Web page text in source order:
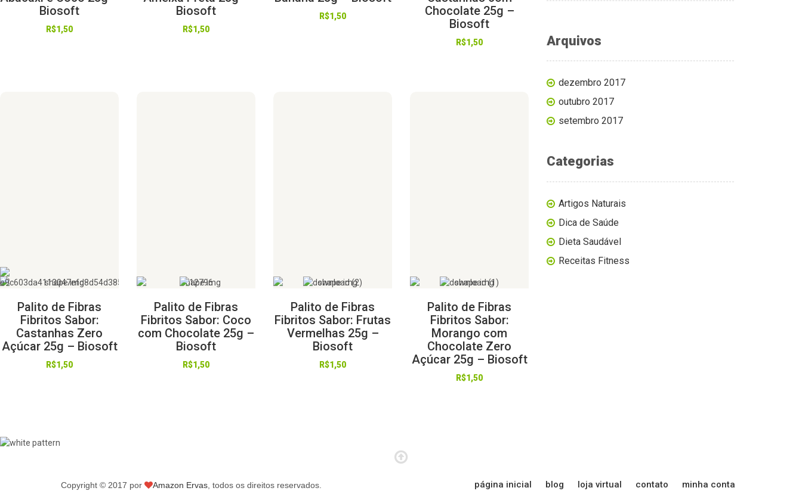
Biosoft
R$1,50
Biosoft
R$1,50
R$1,50
Chocolate 25g –
Biosoft
R$1,50
Palito de Fibras
Fibritos Sabor:
Castanhas Zero
Açúcar 25g – Biosoft
R$1,50
Palito de Fibras
Fibritos Sabor: Coco
com Chocolate 25g –
Biosoft
R$1,50
Palito de Fibras
Fibritos Sabor: Frutas
Vermelhas 25g –
Biosoft
R$1,50
Palito de Fibras
Fibritos Sabor:
Morango com
Chocolate Zero
Açúcar 25g – Biosoft
R$1,50
Arquivos
dezembro 2017
outubro 2017
setembro 2017
Categorias
Artigos Naturais
Dica de Saúde
Dieta Saudável
Receitas Fitness
Copyright © 2017 por Amazon Ervas , todos os direitos reservados. página inicial blog loja virtual contato minha conta